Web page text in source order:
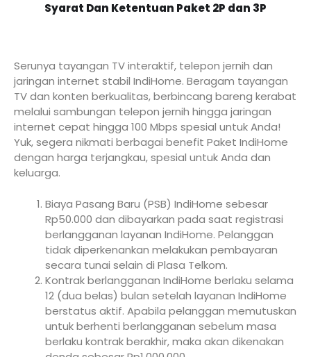
Syarat Dan Ketentuan Paket 2P dan 3P
Serunya tayangan TV interaktif, telepon jernih dan
jaringan internet stabil IndiHome. Beragam tayangan
TV dan konten berkualitas, berbincang bareng kerabat
melalui sambungan telepon jernih hingga jaringan
internet cepat hingga 100 Mbps spesial untuk Anda!
Yuk, segera nikmati berbagai benefit Paket IndiHome
dengan harga terjangkau, spesial untuk Anda dan
keluarga.
Biaya Pasang Baru (PSB) IndiHome sebesar
Rp50.000 dan dibayarkan pada saat registrasi
berlangganan layanan IndiHome. Pelanggan
tidak diperkenankan melakukan pembayaran
secara tunai selain di Plasa Telkom.
Kontrak berlangganan IndiHome berlaku selama
12 (dua belas) bulan setelah layanan IndiHome
berstatus aktif. Apabila pelanggan memutuskan
untuk berhenti berlangganan sebelum masa
berlaku kontrak berakhir, maka akan dikenakan